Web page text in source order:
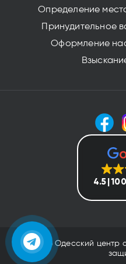
Определение
Принудительное
Оформление
4.5
(с) 2026 Одесский центр